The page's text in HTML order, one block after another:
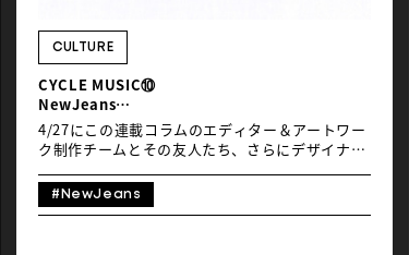
の写真にグリーンのバルーンをあしらったジャケ
ットも素敵な愛聴盤で、収録曲
「Smoke.Netflix.Chill.」はとびきりのマイ・フ
ェイヴァリット・チューンなのです。 曲名からも
伝わると思いますが、歌詞も今の時代に相 […]
CULTURE
CYCLE MUSIC⑩
NewJeans
「Bubble Gum」
4/27にこの連載コラムのエディター＆アートワー
ク制作チームとその友人たち、さらにデザイナー
スタッフが集まって、渋谷にある僕の店カフェ・
アプレミディでDJパーティーが開かれ、大変な盛
#NewJeans